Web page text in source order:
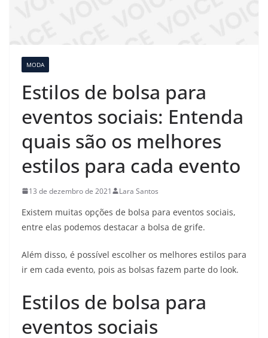
MODA
Estilos de bolsa para
eventos sociais: Entenda
quais são os melhores
estilos para cada evento
13 de dezembro de 2021 Lara Santos
Existem muitas opções de bolsa para eventos sociais,
entre elas podemos destacar a bolsa de grife.
Além disso, é possível escolher os melhores estilos para
ir em cada evento, pois as bolsas fazem parte do look.
Estilos de bolsa para
eventos sociais